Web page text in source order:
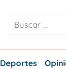
Deportes